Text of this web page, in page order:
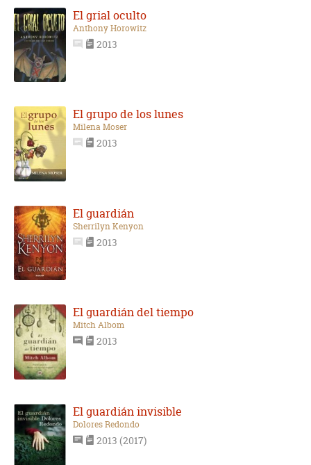
El grial oculto
Anthony Horowitz
2013
El grupo de los lunes
Milena Moser
2013
El guardián
Sherrilyn Kenyon
2013
El guardián del tiempo
Mitch Albom
2013
El guardián invisible
Dolores Redondo
2013 (2017)